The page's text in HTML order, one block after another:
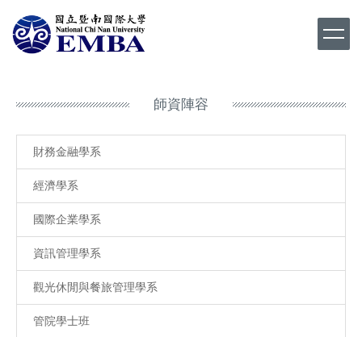
到
主
師資陣容
財務金融學系
經濟學系
國際企業學系
資訊管理學系
觀光休閒與餐旅管理學系
管院學士班